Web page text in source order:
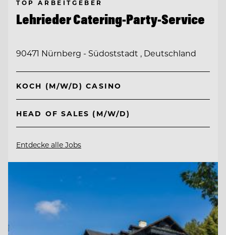
TOP ARBEITGEBER
Lehrieder Catering-Party-Service
90471 Nürnberg - Südoststadt , Deutschland
KOCH (M/W/D) CASINO
HEAD OF SALES (M/W/D)
Entdecke alle Jobs